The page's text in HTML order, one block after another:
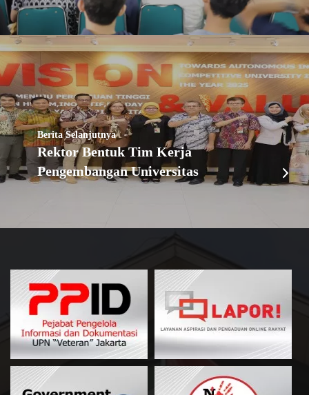
Berita Selanjutnya
Rektor Bentuk Tim Kerja
Pengembangan Universitas